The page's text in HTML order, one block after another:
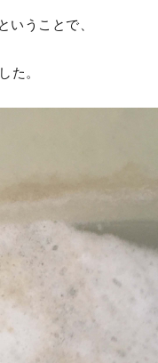
いうことで、
た。